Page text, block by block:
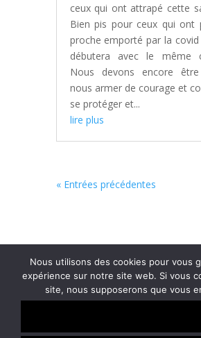
ceux qui ont attrapé cette
Bien pis pour ceux qui ont
proche emporté par la covid
débutera avec le même
Nous devons encore
nous armer de courage et
se protéger et...
lire plus
« Entrées précédentes
Accueil
Nous utilisons des cookies pour vous
expérience sur notre site web. Si vous
site, nous supposerons que vous